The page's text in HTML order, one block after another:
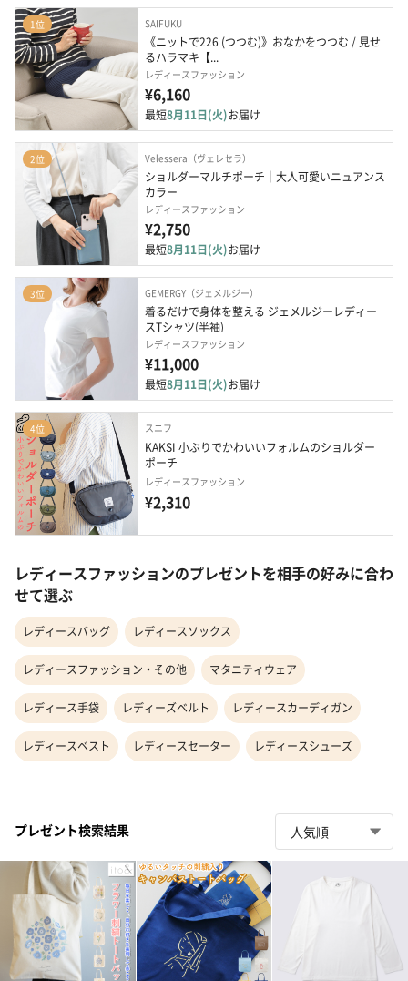
1位 SAIFUKU
《ニットで226 (つつむ)》おなかをつつむ / 見せ
るハラマキ【...
レディースファッション
¥6,160
最短8月11日(火)お届け
2位 Velessera（ヴェレセラ）
ショルダーマルチポーチ｜大人可愛いニュアンス
カラー
レディースファッション
¥2,750
最短8月11日(火)お届け
3位 GEMERGY（ジェメルジー）
着るだけで身体を整える ジェメルジーレディー
スTシャツ(半袖)
レディースファッション
¥11,000
最短8月11日(火)お届け
4位 スニフ
KAKSI 小ぶりでかわいいフォルムのショルダー
ポーチ
レディースファッション
¥2,310
レディースファッションのプレゼントを相手の好みに合わ
せて選ぶ
レディースバッグ レディースソックス
レディースファッション・その他 マタニティウェア
レディース手袋 レディーズベルト レディースカーディガン
レディースベスト レディースセーター レディースシューズ
プレゼント検索結果